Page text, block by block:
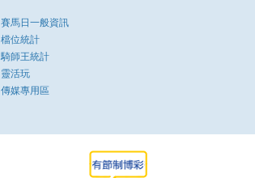
賽馬日一般資訊
檔位統計
騎師王統計
靈活玩
傳媒專用區